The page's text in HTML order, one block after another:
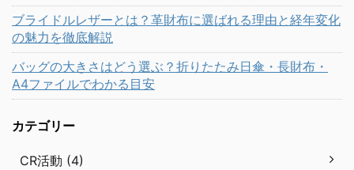
ブライドルレザーとは？革財布に選ばれる理由と経年変化
の魅力を徹底解説
バッグの大きさはどう選ぶ？折りたたみ日傘・長財布・
A4ファイルでわかる目安
カテゴリー
CR活動 (4)